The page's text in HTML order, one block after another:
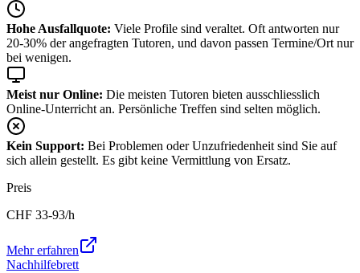
Hohe Ausfallquote: Viele Profile sind veraltet. Oft antworten nur
20-30% der angefragten Tutoren, und davon passen Termine/Ort nur
bei wenigen.
Meist nur Online: Die meisten Tutoren bieten ausschliesslich
Online-Unterricht an. Persönliche Treffen sind selten möglich.
Kein Support: Bei Problemen oder Unzufriedenheit sind Sie auf
sich allein gestellt. Es gibt keine Vermittlung von Ersatz.
Preis
CHF 33-93/h
Mehr erfahren
Nachhilfebrett